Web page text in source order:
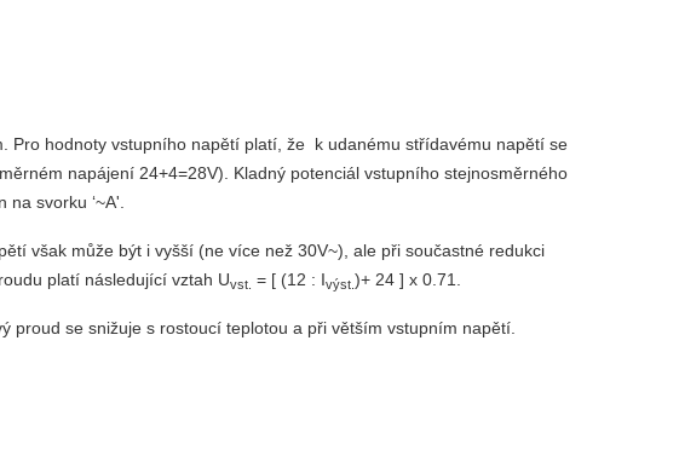
Pro hodnoty vstupního napětí platí, že k udanému střídavému napětí se
napájení 24+4=28V). Kladný potenciál vstupního stejnosměrného
svorku ‘~A'.
však může být i vyšší (ne více než 30V~), ale při součastné redukci
platí následující vztah Uvst. = [ (12 : Ivýst. )+ 24 ] x 0.71.
proud se snižuje s rostoucí teplotou a při větším vstupním napětí.